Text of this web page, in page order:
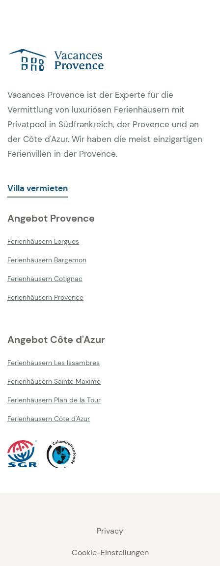
Vacances Provence ist der Experte für die
Vermittlung von luxuriösen Ferienhäusern mit
Privatpool in Südfrankreich, der Provence und an
der Côte d'Azur. Wir haben die meist einzigartigen
Ferienvillen in der Provence.
Villa vermieten
Angebot Provence
Ferienhäusern Lorgues
Ferienhäusern Bargemon
Ferienhäusern Cotignac
Ferienhäusern Provence
Angebot Côte d'Azur
Ferienhäusern Les Issambres
Ferienhäusern Sainte Maxime
Ferienhäusern Plan de la Tour
Ferienhäusern Côte d'Azur
Privacy
Cookie-Einstellungen